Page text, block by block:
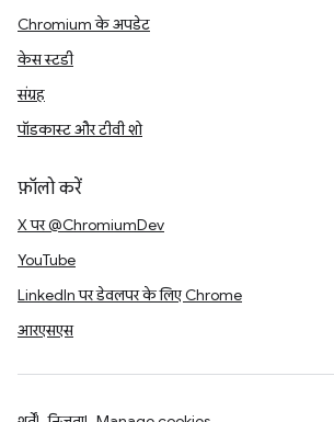
Chromium के अपडेट
केस स्टडी
संग्रह
पॉडकास्ट और टीवी शो
फ़ॉलो करें
X पर @ChromiumDev
YouTube
LinkedIn पर डेवलपर के लिए Chrome
आरएसएस